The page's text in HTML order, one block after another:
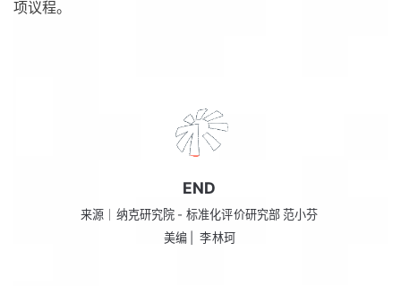
项议程。
END
来源｜纳克研究院 - 标准化评价研究部 范小芬
美编 | 李林珂